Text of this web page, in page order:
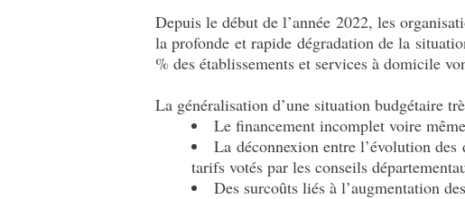
Depuis le début de l’année 2022, les
la profonde et rapide dégradation de la
% des établissements et services à domicile
La généralisation d’une situation budgétaire
Le financement incomplet voire
La déconnexion entre l’évolution
tarifs votés par les conseils
Des surcoûts liés à l’augmentation